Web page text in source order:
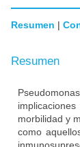
Resumen |
Resumen
morbilidad y
como